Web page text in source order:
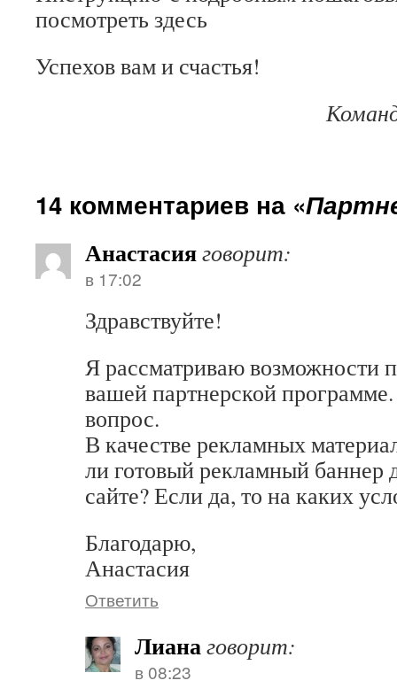
посмотреть здесь
Успехов вам и счастья!
14 комментариев на «
Анастасияговорит:
в 17:02
Здравствуйте!
Я рассматриваю возможности
вашей партнерской
вопрос.
В качестве рекламных
ли готовый рекламный баннер
сайте? Если да, то на каких
Благодарю,
Анастасия
Ответить
Лианаговорит:
в 08:23